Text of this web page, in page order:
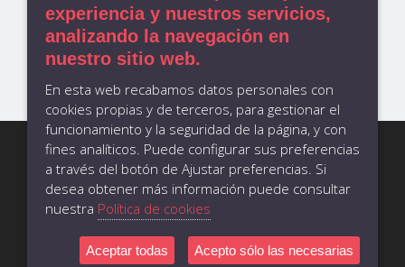
CONTACTO
administracion@bahiasoftware.es
telf.:+34 981 55 5315
Rúa das Hedras 4, L-1, Ames, 15895
A Coruña - España
AVISO LEGALPOLÍTICA DE PRIVACIDADFEDER/FSE
COOKIESCRÉDITOS
experiencia y nuestros servicios,
analizando la navegación en
nuestro sitio web.
En esta web recabamos datos personales con
cookies propias y de terceros, para gestionar el
funcionamiento y la seguridad de la página, y con
fines analíticos. Puede configurar sus preferencias
a través del botón de Ajustar preferencias. Si
desea obtener más información puede consultar
nuestra Política de cookies
Aceptar todas Acepto sólo las necesarias